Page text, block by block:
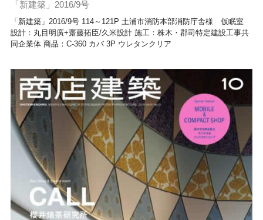
「新建築」2016/9号
「新建築」2016/9号 114～121P 土浦市消防本部消防庁舎様 仮眠室
設計：丸目明廣+齋藤拓臣/久米設計 施工：株木・郡司特定建設工事共
同企業体 商品：C-360 カバ 3P ウレタンクリア